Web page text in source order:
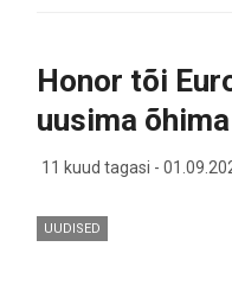
VÄLIMUSE
AGA
SAI
SISUST?
Honor tõi
uusima
11 kuud tagasi -
UUDISED